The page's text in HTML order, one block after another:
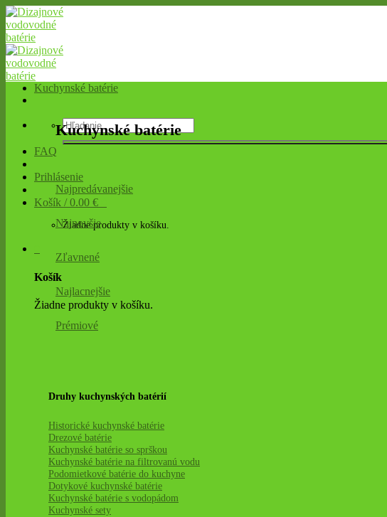
Skip
to
content
Hľadať:
FAQ
Prihlásenie
Košík /0.00 €
Žiadne produkty v košíku.
Košík
Žiadne produkty v košíku.
Kuchynské batérie
Kuchynské batérie
Najpredávanejšie
Najnovšie
Zľavnené
Najlacnejšie
Prémiové
Druhy kuchynských batérií
Historické kuchynské batérie
Drezové batérie
Kuchynské batérie so sprškou
Kuchynské batérie na filtrovanú vodu
Podomietkové batérie do kuchyne
Dotykové kuchynské batérie
Kuchynské batérie s vodopádom
Kuchynské sety